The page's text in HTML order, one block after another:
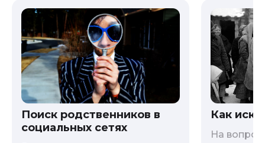
Поиск родственников в
социальных сетях
Как
На вопрос